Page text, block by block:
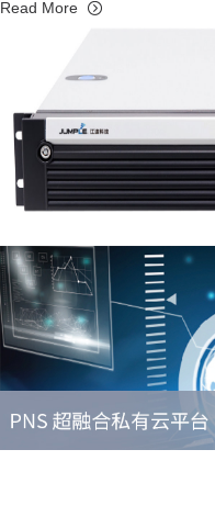
Read More